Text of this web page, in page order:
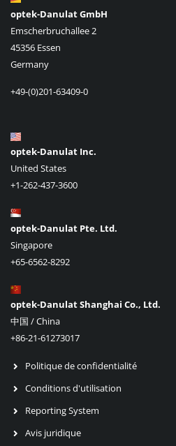
optek-Danulat GmbH
Emscherbruchallee 2
45356 Essen
Germany
+49-(0)201-63409-0
optek-Danulat Inc.
United States
+1-262-437-3600
optek-Danulat Pte. Ltd.
Singapore
+65-6562-8292
optek-Danulat Shanghai Co., Ltd.
中国 / China
+86-21-61273017
Politique de confidentialité
Conditions d'utilisation
Reporting System
Avis juridique